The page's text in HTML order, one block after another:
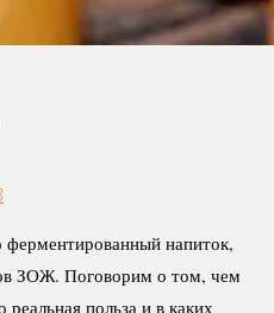
напиток,
ЗОЖ. Поговорим о том, чем
реальная польза и в каких